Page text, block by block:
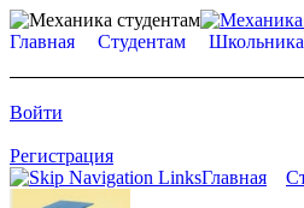
Главная Студентам
Войти
Регистрация
Главная